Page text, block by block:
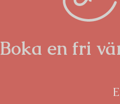
Boka en fri